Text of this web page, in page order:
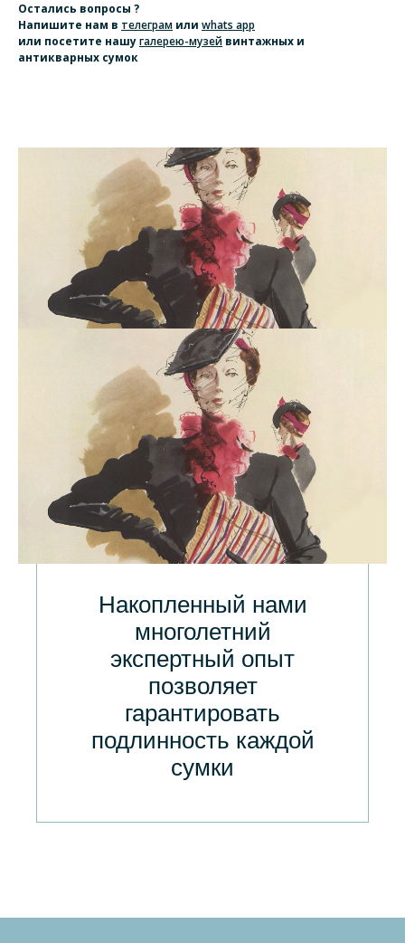
Остались вопросы ?
Напишите нам в телеграм или whats app
или посетите нашугалерею-музей винтажных и
антикварных сумок
Накопленный нами
многолетний
экспертный опыт
позволяет
гарантировать
подлинность каждой
сумки